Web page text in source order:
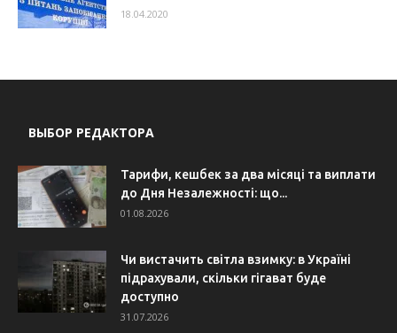
18.04.2020
ВЫБОР РЕДАКТОРА
Тарифи, кешбек за два місяці та виплати
до Дня Незалежності: що...
01.08.2026
Чи вистачить світла взимку: в Україні
підрахували, скільки гігават буде
доступно
31.07.2026